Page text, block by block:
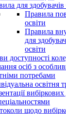
для
Правила
освіти
Правила
для
освіти
доступності
осіб з
потребами
освітня
щодо